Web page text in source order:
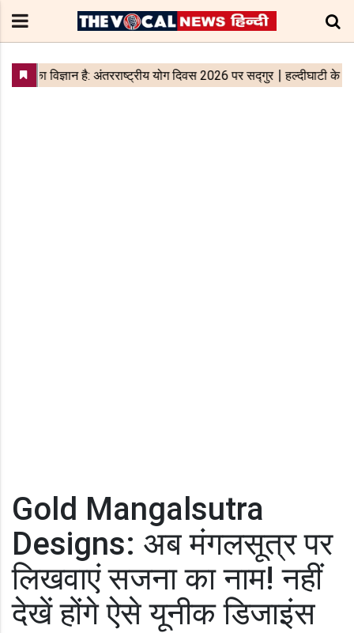
Gold Mangalsutra
Designs: अब मंगलसूत्र पर
लिखवाएं सजना का नाम! नहीं
देखें होंगे ऐसे यूनीक डिजाइंस